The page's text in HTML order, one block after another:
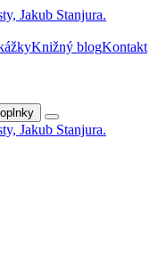
Knižný blogKontakt